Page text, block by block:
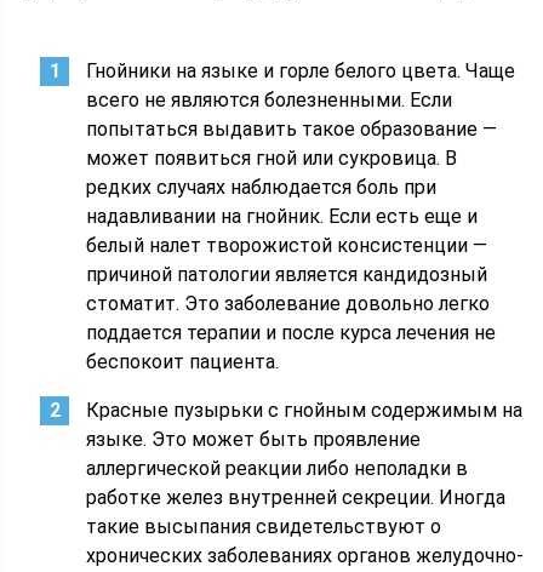
Гнойники на языке и горле белого цвета. Чаще
всего не являются болезненными. Если
попытаться выдавить такое образование —
может появиться гной или сукровица. В
редких случаях наблюдается боль при
надавливании на гнойник. Если есть еще и
белый налет творожистой консистенции —
причиной патологии является кандидозный
стоматит. Это заболевание довольно легко
поддается терапии и после курса лечения не
беспокоит пациента.
Красные пузырьки с гнойным содержимым на
языке. Это может быть проявление
аллергической реакции либо неполадки в
работке желез внутренней секреции. Иногда
такие высыпания свидетельствуют о
хронических заболеваниях органов желудочно-